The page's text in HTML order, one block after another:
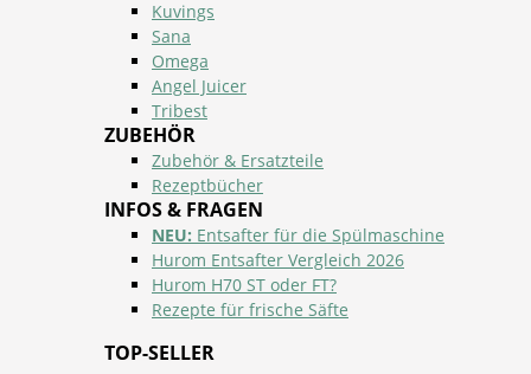
Kuvings
Sana
Omega
Angel Juicer
Tribest
ZUBEHÖR
Zubehör & Ersatzteile
Rezeptbücher
INFOS & FRAGEN
NEU: Entsafter für die Spülmaschine
Hurom Entsafter Vergleich 2026
Hurom H70 ST oder FT?
Rezepte für frische Säfte
TOP-SELLER